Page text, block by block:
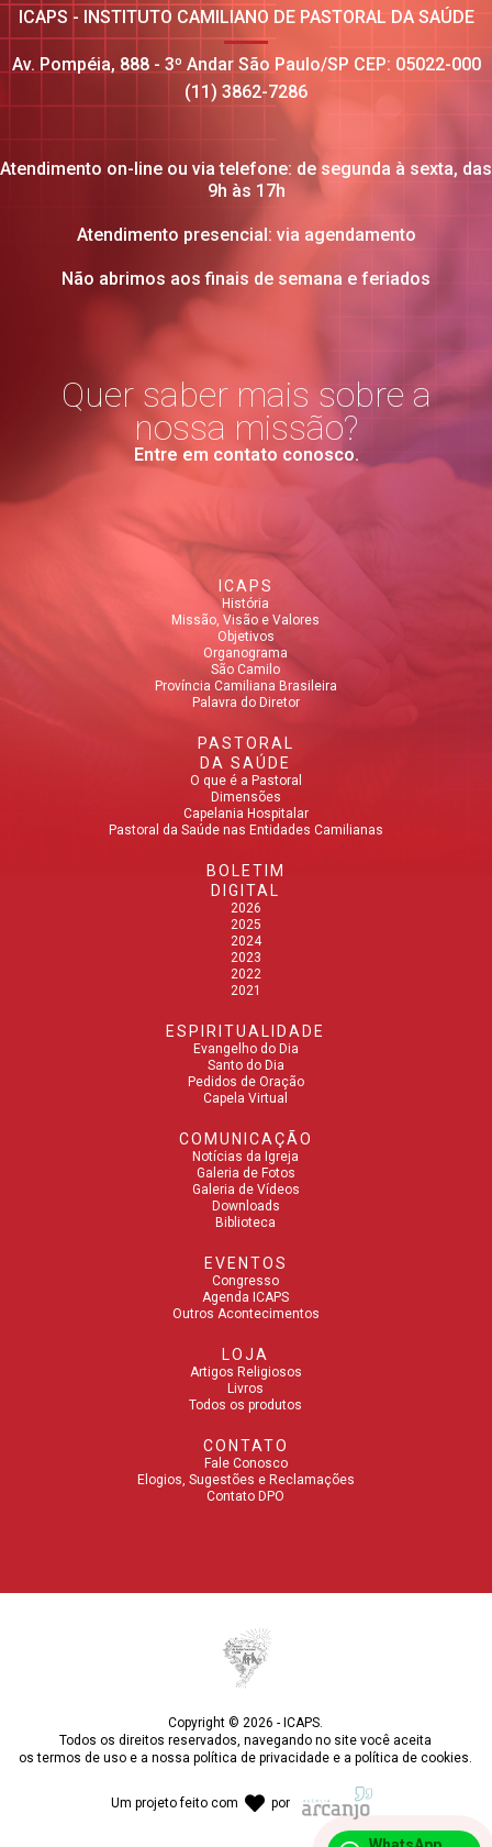
ICAPS - INSTITUTO CAMILIANO DE PASTORAL DA SAÚDE
Av. Pompéia, 888 - 3º Andar São Paulo/SP CEP: 05022-000
(11) 3862-7286
Atendimento on-line ou via telefone: de segunda à sexta, das
9h às 17h
Atendimento presencial: via agendamento
Não abrimos aos finais de semana e feriados
Quer saber mais sobre a
nossa missão?
Entre em contato conosco.
ICAPS
História
Missão, Visão e Valores
Objetivos
Organograma
São Camilo
Província Camiliana Brasileira
Palavra do Diretor
PASTORAL
DA SAÚDE
O que é a Pastoral
Dimensões
Capelania Hospitalar
Pastoral da Saúde nas Entidades Camilianas
BOLETIM
DIGITAL
2026
2025
2024
2023
2022
2021
ESPIRITUALIDADE
Evangelho do Dia
Santo do Dia
Pedidos de Oração
Capela Virtual
COMUNICAÇÃO
Notícias da Igreja
Galeria de Fotos
Galeria de Vídeos
Downloads
Biblioteca
EVENTOS
Congresso
Agenda ICAPS
Outros Acontecimentos
LOJA
Artigos Religiosos
Livros
Todos os produtos
CONTATO
Fale Conosco
Elogios, Sugestões e Reclamações
Contato DPO
Copyright © 2026 - ICAPS.
Todos os direitos reservados, navegando no site você aceita
ostermos de uso e a nossapolítica de privacidade e apolítica de cookies.
Um projeto feito com por